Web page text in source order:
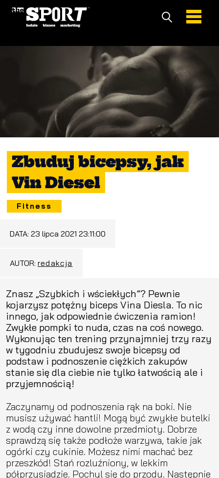
Zbuduj bicepsy, jak
Vin Diesel
Fitness
DATA: 23 lipca 2021 23:11:00
AUTOR: redakcja
Znasz „Szybkich i wściekłych”? Pewnie
kojarzysz potężny biceps Vina Diesla. To nic
innego, jak odpowiednie ćwiczenia ramion!
Zwykłe pompki to nuda, czas na coś nowego.
Wykonując ten trening przynajmniej trzy razy
w tygodniu zbudujesz swoje bicepsy od
podstaw i podnoszenie ciężkich zakupów
stanie się dla ciebie nie tylko łatwością ale i
przyjemnością!
Zaczynamy od podnoszenia rąk na boki. Nie
musisz używać hantli! Mogą być zwykłe butelki
z wodą czy inne dowolne przedmioty. Dobrze
sprawdzą się także podłoże warzywa, takie jak
ogórki czy cukinie. Możesz nimi machać bez
przeszkód! Stań rozluźniony, w lekkim
półprzysiadzie. Pochyl się do przodu. Następnie